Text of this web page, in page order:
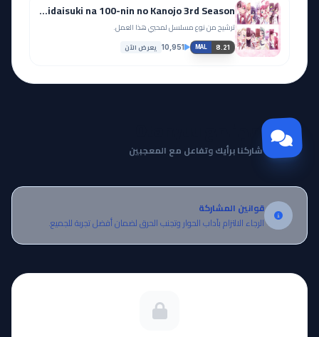
Kimi no Koto ga Daidaidaidaidaisuki na 100-nin no Kanojo 3rd Season
ترشيح من نوع مسلسل لمحبي هذا العمل.
MAL 8.21
10,951 يعرض الآن
مجتمع Otanyuu
شاركنا برأيك وتفاعل مع المعجبين
قوانين المشاركة
الرجاء الالتزام بآداب الحوار وتجنب الحرق لضمان أفضل تجربة للجميع.